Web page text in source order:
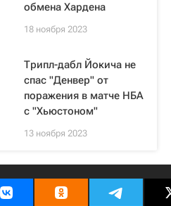
обмена Хардена
18 ноября 2023
Трипл-дабл Йокича не
спас "Денвер" от
поражения в матче НБА
с "Хьюстоном"
13 ноября 2023